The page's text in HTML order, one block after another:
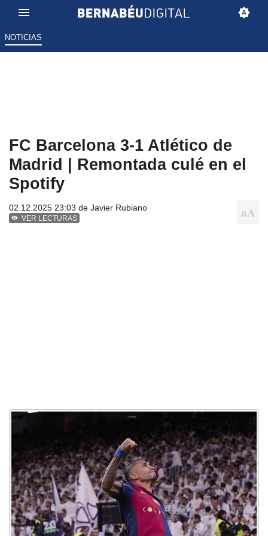
NOTICIAS
FC Barcelona 3-1 Atlético de
Madrid | Remontada culé en el
Spotify
02.12.2025 23:03 de Javier Rubiano
VER LECTURAS